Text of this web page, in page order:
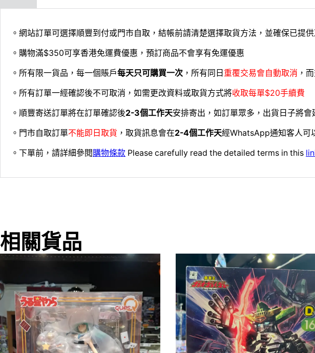
。網站訂單可選擇順豐到付或門市自取，結帳前請清楚選擇取貨方法，並確保已提供
。購物滿$350可享香港免運費優惠，預訂商品不會享有免運優惠
。所有限一貨品，每一個賬戶每天只可購買一次 ，所有同日 重覆交易會自動取消 ，
。所有訂單一經確認後不可取消，如需更改資料或取貨方式將收取每單$20手續費
。順豐寄送訂單將在訂單確認後2-3個工作天安排寄出，如訂單眾多，出貨日子將
。門市自取訂單不能即日取貨 ，取貨訊息會在2-4個工作天經WhatsApp通知客人可
。下單前，請詳細參閱購物條款 Please carefully read the detailed terms in this
相關貨品